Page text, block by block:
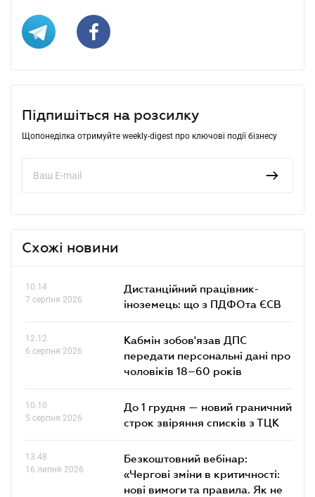
Підпишіться на розсилку
Щопонеділка отримуйте weekly-digest про ключові події бізнесу
Схожі новини
10.14
7 серпня 2026
Дистанційний працівник-
іноземець: що з ПДФОта ЄСВ
12.12
6 серпня 2026
Кабмін зобов'язав ДПС
передати персональні дані про
чоловіків 18–60 років
10.10
5 серпня 2026
До 1 грудня — новий граничний
строк звіряння списків з ТЦК
13.48
16 липня 2026
Безкоштовний вебінар:
«Чергові зміни в критичності:
нові вимоги та правила. Як не